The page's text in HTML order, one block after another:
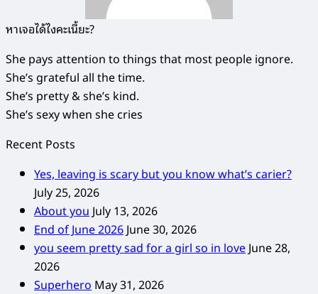
หาเจอได้ไงคะเนี้ยะ?
She pays attention to things that most people ignore.
She’s grateful all the time.
She’s pretty & she’s kind.
She’s sexy when she cries
Recent Posts
Yes, leaving is scary but you know what’s carier?
July 25, 2026
About you July 13, 2026
End of June 2026June 30, 2026
you seem pretty sad for a girl so in loveJune 28,
2026
Superhero May 31, 2026